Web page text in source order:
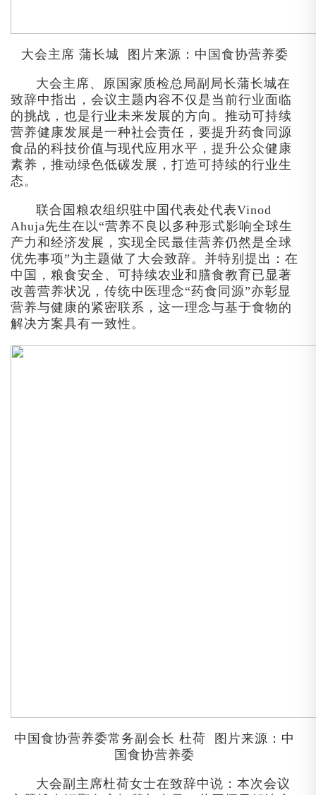
大会主席 蒲长城 图片来源：中国食协营养委
大会主席、原国家质检总局副局长蒲长城在
致辞中指出，会议主题内容不仅是当前行业面临
的挑战，也是行业未来发展的方向。推动可持续
营养健康发展是一种社会责任，要提升药食同源
食品的科技价值与现代应用水平，提升公众健康
素养，推动绿色低碳发展，打造可持续的行业生
态。
联合国粮农组织驻中国代表处代表Vinod
Ahuja先生在以“营养不良以多种形式影响全球生
产力和经济发展，实现全民最佳营养仍然是全球
优先事项”为主题做了大会致辞。并特别提出：在
中国，粮食安全、可持续农业和膳食教育已显著
改善营养状况，传统中医理念“药食同源”亦彰显
营养与健康的紧密联系，这一理念与基于食物的
解决方案具有一致性。
中国食协营养委常务副会长 杜荷 图片来源：中
国食协营养委
大会副主席杜荷女士在致辞中说：本次会议